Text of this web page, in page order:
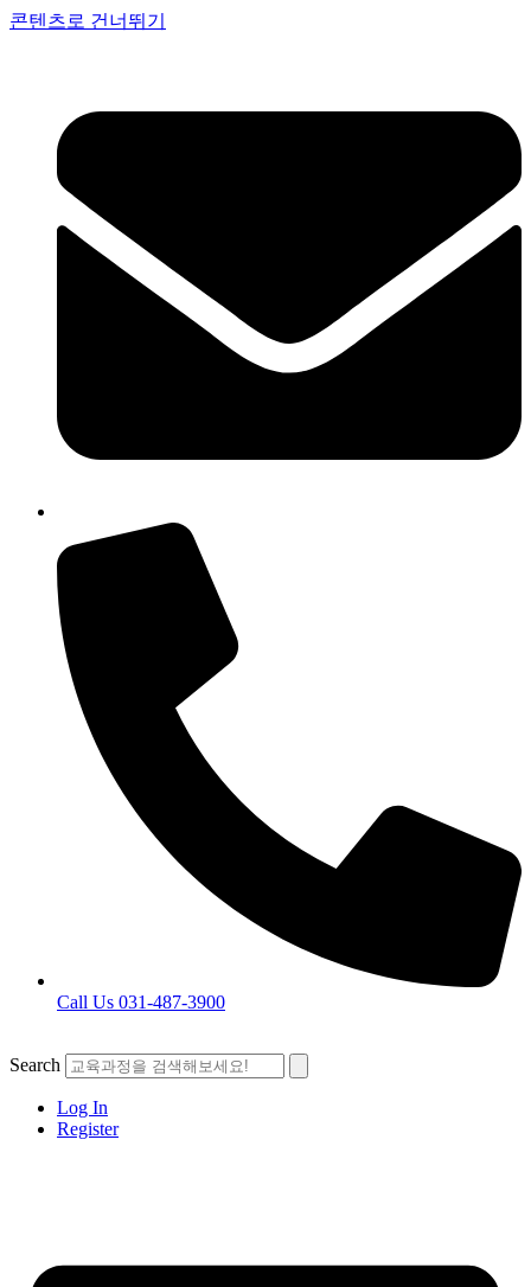
콘텐츠로 건너뛰기
Call Us 031-487-3900
Search
Log In
Register